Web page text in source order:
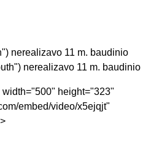
nerealizavo 11 m. baudinio
nerealizavo 11 m. baudinio
height="323"
embed/video/x5ejqjt"